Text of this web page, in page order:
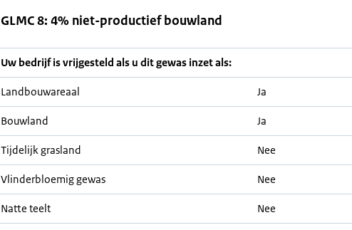
GLMC 8: 4% niet-productief bouwland
Uw bedrijf is vrijgesteld als u dit gewas inzet als:
Landbouwareaal Ja
Bouwland Ja
Tijdelijk grasland Nee
Vlinderbloemig gewas Nee
Natte teelt Nee